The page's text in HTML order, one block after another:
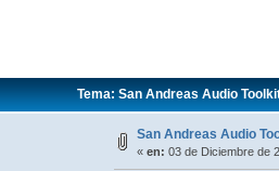
Tema: San Andreas Audio
San Andreas Audio
« en: 03 de Diciembre de